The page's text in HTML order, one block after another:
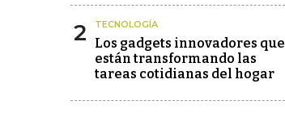
2 TECNOLOGÍA
Los gadgets innovadores que
están transformando las
tareas cotidianas del hogar